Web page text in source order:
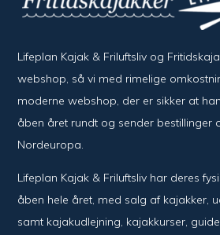
Lifeplan Kajak & Friluftsliv og
webshop, så vi med rimelige
moderne webshop, der er sikker at
åben året rundt og sender bestillinger
Nordeuropa.
Lifeplan Kajak & Friluftsliv har deres
åben hele året, med salg af kajakker,
samt kajakudlejning, kajakkurser,